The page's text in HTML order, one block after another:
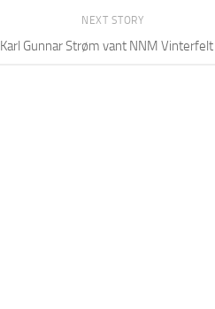
NEXT STORY
Karl Gunnar Strøm vant NNM Vinterfelt